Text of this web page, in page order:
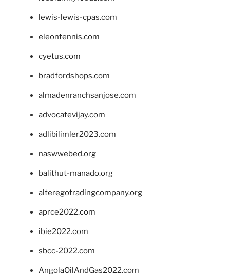
lewis-lewis-cpas.com
eleontennis.com
cyetus.com
bradfordshops.com
almadenranchsanjose.com
advocatevijay.com
adlibilimler2023.com
naswwebed.org
balithut-manado.org
alteregotradingcompany.org
aprce2022.com
ibie2022.com
sbcc-2022.com
AngolaOilAndGas2022.com